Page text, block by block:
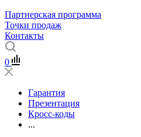
Партнерская программа
Точки продаж
Контакты
0
Гарантия
Презентация
Кросс-коды
...